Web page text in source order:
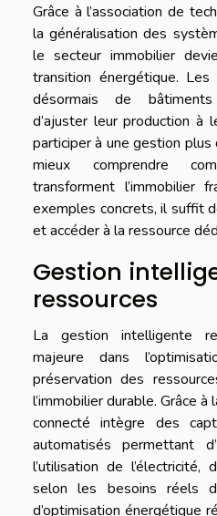
Grâce à l’association de
la généralisation des
le secteur immobilier
transition énergétique.
désormais de
d’ajuster leur production à
participer à une gestion plus
mieux comprendre
transforment l’immobilier
exemples concrets, il suffit
et accéder à la ressource
Gestion
ressources
La gestion intelligente
majeure dans
préservation des
l’immobilier durable. Grâce
connecté intègre des
automatisés permettant
l’utilisation de l’électricité,
selon les besoins réels
d’optimisation énergétique